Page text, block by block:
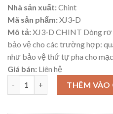
Nhà sản xuất:Chint
Mã sản phẩm:XJ3-D
Mô tả:XJ3-D CHINT Dòng
bảo vệ cho các trường hợp:
như bảo vệ thứ tự pha cho
Giá bán: Liên hệ
XJ3-D Chint Thiết Bị Bảo Vệ
THÊM VÀO